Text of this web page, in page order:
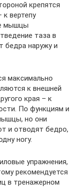
крепятся
вертепу
мышцы
таза в
бедра наружу и
максимально
к внешней
края – к
По функциям и
но они
и отводят бедро,
ногу.
упражнения,
рекомендуется
в тренажерном